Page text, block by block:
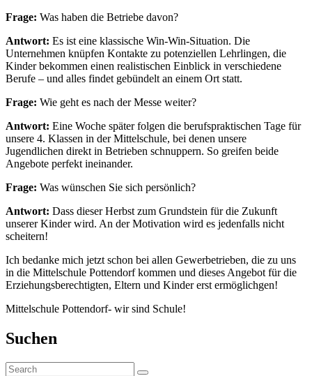
Frage: Was haben die Betriebe davon?
Antwort: Es ist eine klassische Win-Win-Situation. Die
Unternehmen knüpfen Kontakte zu potenziellen Lehrlingen, die
Kinder bekommen einen realistischen Einblick in verschiedene
Berufe – und alles findet gebündelt an einem Ort statt.
Frage: Wie geht es nach der Messe weiter?
Antwort: Eine Woche später folgen die berufspraktischen Tage für
unsere 4. Klassen in der Mittelschule, bei denen unsere
Jugendlichen direkt in Betrieben schnuppern. So greifen beide
Angebote perfekt ineinander.
Frage: Was wünschen Sie sich persönlich?
Antwort: Dass dieser Herbst zum Grundstein für die Zukunft
unserer Kinder wird. An der Motivation wird es jedenfalls nicht
scheitern!
Ich bedanke mich jetzt schon bei allen Gewerbetrieben, die zu uns
in die Mittelschule Pottendorf kommen und dieses Angebot für die
Erziehungsberechtigten, Eltern und Kinder erst ermöglichgen!
Mittelschule Pottendorf- wir sind Schule!
Suchen